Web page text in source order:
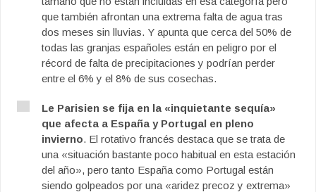
que también afrontan una extrema falta de agua tras
dos meses sin lluvias. Y apunta que cerca del 50% de
todas las granjas españoles están en peligro por el
récord de falta de precipitaciones y podrían perder
entre el 6% y el 8% de sus cosechas.
Le Parisien se fija en la «inquietante sequía»
que afecta a España y Portugal en pleno
invierno. El rotativo francés destaca que se trata de
una «situación bastante poco habitual en esta estación
del año», pero tanto España como Portugal están
siendo golpeados por una «aridez precoz y extrema»